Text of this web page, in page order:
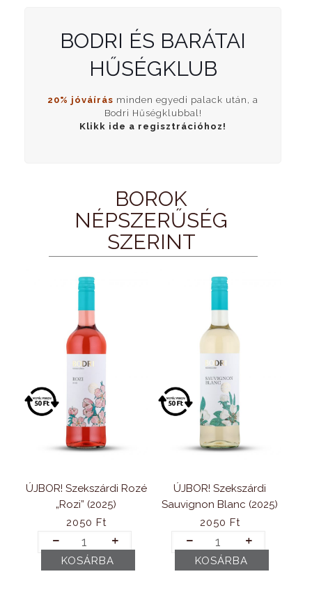
BODRI ÉS BARÁTAI
HŰSÉGKLUB
20% jóváírás minden egyedi palack után, a
Bodri Hűségklubbal!
Klikk ide a regisztrációhoz!
BOROK
NÉPSZERŰSÉG
SZERINT
ÚJBOR! Szekszárdi Rozé
„Rozi” (2025)
2050 Ft
ÚJBOR!
Szekszárdi
Rozé
KOSÁRBA
ÚJBOR! Szekszárdi
Sauvignon Blanc (2025)
2050 Ft
ÚJBOR!
Szekszárdi
Sauvignon
KOSÁRBA